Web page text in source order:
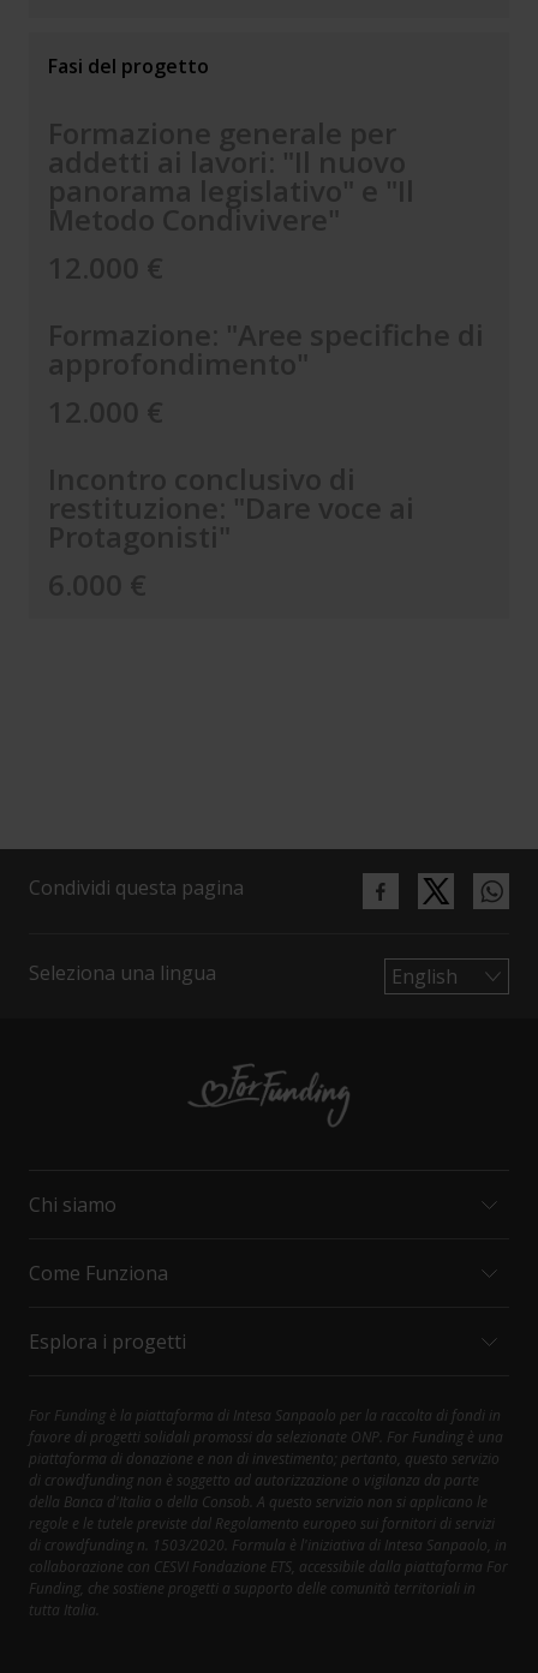
Fasi del progetto
Condividi questa pagina
Seleziona una lingua
Chi siamo
MISSION E VALORI
INTESA SANPAOLO
Contattaci al 800.303.303; selezionare 1, poi 4
Come Funziona
COME FUNZIONA
FAQ
Esplora i progetti
SOCIAL CARE
HEALTH AND RESEARCH
DIVERSITY AND INCLUSION
CULTURE AND SPORT
ENVIRONMENT
For Funding è la piattaforma di Intesa Sanpaolo per la raccolta di fondi in
favore di progetti solidali promossi da selezionate ONP. For Funding è una
piattaforma di donazione e non di investimento; pertanto, questo servizio
di crowdfunding non è soggetto ad autorizzazione o vigilanza da parte
della Banca d'Italia o della Consob. A questo servizio non si applicano le
regole e le tutele previste dal Regolamento europeo sui fornitori di servizi
di crowdfunding n. 1503/2020. Formula è l'iniziativa di Intesa Sanpaolo, in
collaborazione con CESVI Fondazione ETS, accessibile dalla piattaforma For
Funding, che sostiene progetti a supporto delle comunità territoriali in
tutta Italia.